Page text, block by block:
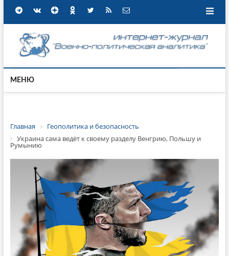
МЕНЮ
Главная
Геополитика и безопасность
Украина сама ведёт к своему разделу Венгрию, Польшу и
Румынию